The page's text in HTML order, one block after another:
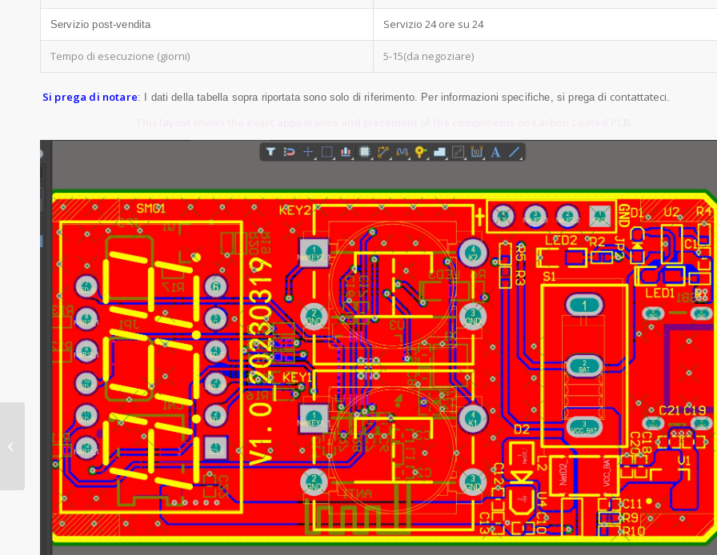
Servizio post-vendita Servizio 24 ore su 24
Tempo di esecuzione (giorni) 5-15(da negoziare)
Si prega di notare: I dati della tabella sopra riportata sono solo di riferimento. Per informazioni specifiche, si prega di contattateci
Car Audio System PCB